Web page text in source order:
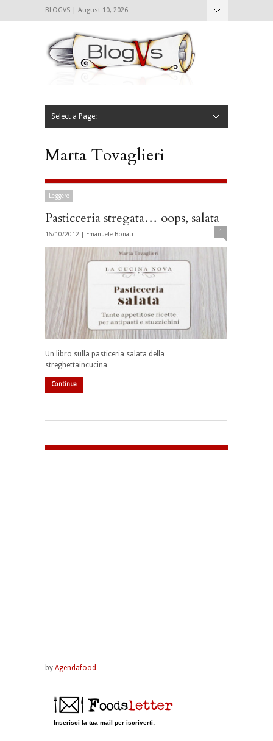
BLOGVS | August 10, 2026
Select a Page:
Marta Tovaglieri
Leggere
Pasticceria stregata… oops, salata
16/10/2012 | Emanuele Bonati 1
Un libro sulla pasticeria salata della
streghettaincucina
Continua
by Agendafood
Inserisci la tua mail per iscriverti: